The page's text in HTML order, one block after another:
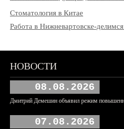
Стоматология в Китае
Работа в Нижневартовске-
НОВОСТИ
08.08.2026
Дмитрий Демешин объявил режим
07.08.2026